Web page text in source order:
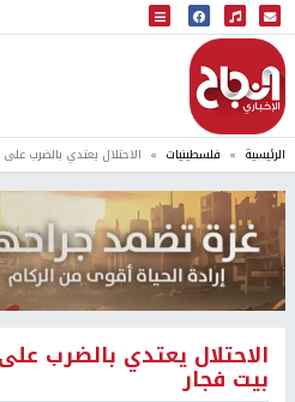
البث المباشر
إذاعة النجاح
الرئيسية فلسطينيات الاحتلال يعتدي بالضرب
الاحتلال يعتدي بالضرب
بيت فجار